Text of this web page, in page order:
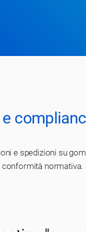
e spedizioni su
conformità normativa.